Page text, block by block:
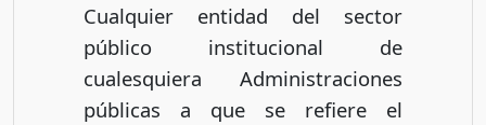
Cualquier entidad del sector
público institucional de
cualesquiera Administraciones
públicas a que se refiere el